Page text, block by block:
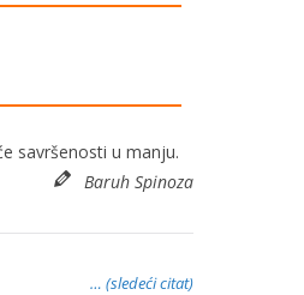
savršenosti u manju.
Baruh Spinoza
… (sledeći citat)